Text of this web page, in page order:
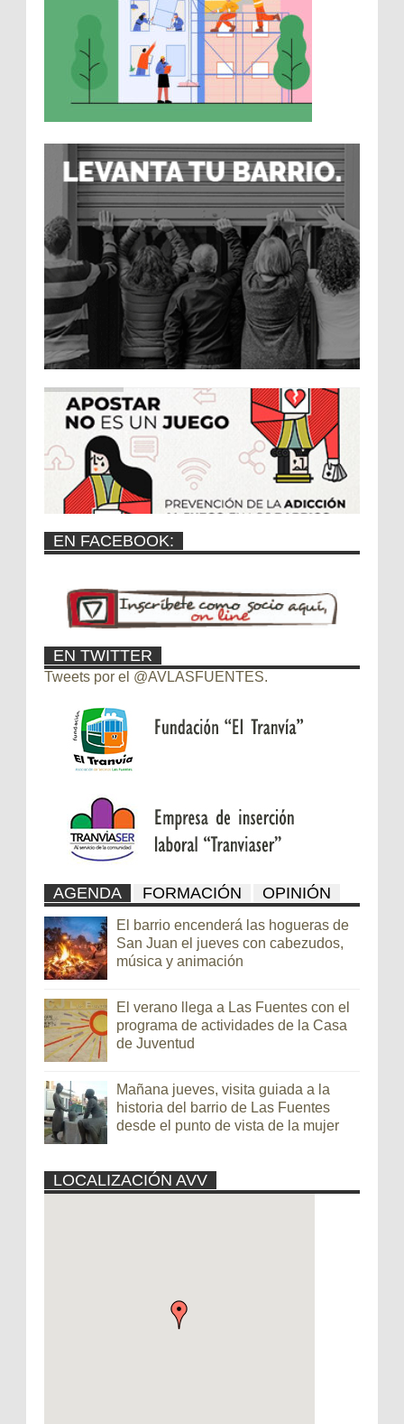
EN FACEBOOK:
EN TWITTER
Tweets por el @AVLASFUENTES.
AGENDA FORMACIÓN OPINIÓN
El barrio encenderá las hogueras de
San Juan el jueves con cabezudos,
música y animación
El verano llega a Las Fuentes con el
programa de actividades de la Casa
de Juventud
Mañana jueves, visita guiada a la
historia del barrio de Las Fuentes
desde el punto de vista de la mujer
LOCALIZACIÓN AVV